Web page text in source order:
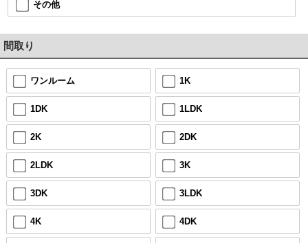
その他
間取り
ワンルーム 1K
1DK 1LDK
2K 2DK
2LDK 3K
3DK 3LDK
4K 4DK